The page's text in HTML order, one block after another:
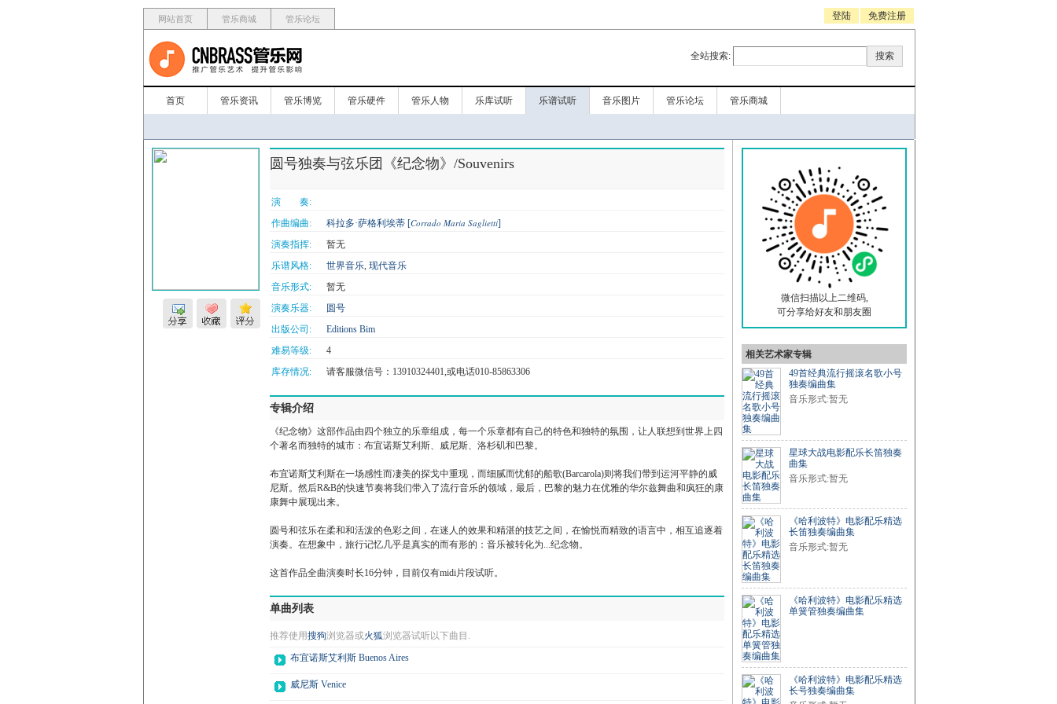
网站首页 管乐商城 管乐论坛 登陆 免费注册
全站搜索:
首页 管乐资讯 管乐博览 管乐硬件 管乐人物 乐库试听 乐谱试听 音乐图片 管乐论坛 管乐商城
圆号独奏与弦乐团《纪念物》/Souvenirs
演 奏:
作曲编曲:
科拉多·萨格利埃蒂 [Corrado Maria Saglietti]
演奏指挥:
暂无
乐谱风格:
世界音乐, 现代音乐
音乐形式:
暂无
演奏乐器:
圆号
出版公司:
Editions Bim
难易等级:
4
库存情况:
请客服微信号：13910324401,或电话010-85863306
专辑介绍
《纪念物》这部作品由四个独立的乐章组成，每一个乐章都有自己的特色和独特的氛围，让人联想到世界上四
个著名而独特的城市：布宜诺斯艾利斯、威尼斯、洛杉矶和巴黎。
布宜诺斯艾利斯在一场感性而凄美的探戈中重现，而细腻而忧郁的船歌(Barcarola)则将我们带到运河平静的威
尼斯。然后R&B的快速节奏将我们带入了流行音乐的领域，最后，巴黎的魅力在优雅的华尔兹舞曲和疯狂的康
康舞中展现出来。
圆号和弦乐在柔和和活泼的色彩之间，在迷人的效果和精湛的技艺之间，在愉悦而精致的语言中，相互追逐着
演奏。在想象中，旅行记忆几乎是真实的而有形的：音乐被转化为...纪念物。
这首作品全曲演奏时长16分钟，目前仅有midi片段试听。
单曲列表
推荐使用搜狗浏览器或火狐浏览器试听以下曲目.
布宜诺斯艾利斯 Buenos Aires
威尼斯 Venice
微信扫描以上二维码,
可分享给好友和朋友圈
相关艺术家专辑
49首经典流行摇滚名歌小号
独奏编曲集
音乐形式:暂无
星球大战电影配乐长笛独奏
曲集
音乐形式:暂无
《哈利波特》电影配乐精选
长笛独奏编曲集
音乐形式:暂无
《哈利波特》电影配乐精选
单簧管独奏编曲集
《哈利波特》电影配乐精选
长号独奏编曲集